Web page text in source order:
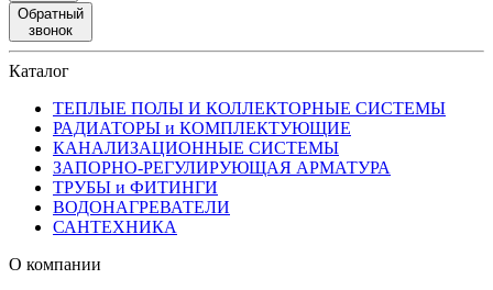
Обратный
звонок
Каталог
ТЕПЛЫЕ ПОЛЫ И КОЛЛЕКТОРНЫЕ СИСТЕМЫ
РАДИАТОРЫ и КОМПЛЕКТУЮЩИЕ
КАНАЛИЗАЦИОННЫЕ СИСТЕМЫ
ЗАПОРНО-РЕГУЛИРУЮЩАЯ АРМАТУРА
ТРУБЫ и ФИТИНГИ
ВОДОНАГРЕВАТЕЛИ
САНТЕХНИКА
О компании